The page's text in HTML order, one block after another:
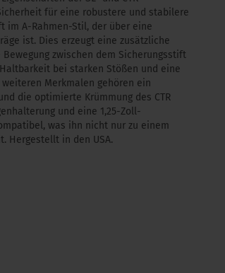
für eine robustere und stabilere
im A-Rahmen-Stil, der über eine
ist. Dies erzeugt eine zusätzliche
zwischen dem Sicherungsstift
bei starken Stößen und eine
Merkmalen gehören ein
die optimierte Krümmung des CTR
und eine 1,25-Zoll-
was ihn nicht nur zu einem
Hergestellt in den USA.